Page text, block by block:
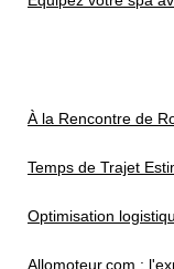
À la Rencontre de
Temps de Trajet
Optimisation
Allomoteur.com :